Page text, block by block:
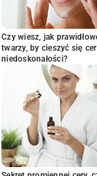
Czy wiesz, jak
twarzy, by cieszyć się
niedoskonałości?